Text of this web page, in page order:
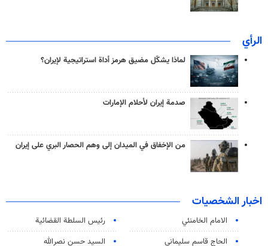
الرأي
لماذا يشكّل مضيق هرمز أداة استراتيجية لإيران؟
صدمة إيران لأحلام الإمارات
من الإخفاق في الميدان إلى وهم الحصار البري على إيران
اخبار الشخصيات
الامام الخامنئي
رئیس السلطة القضائیة
الحاج قاسم سليماني
السيد حسن نصرالله